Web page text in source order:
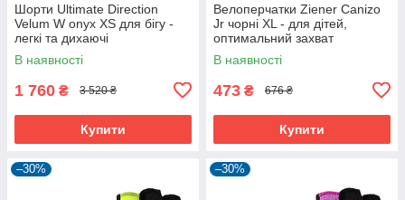
Шорти Ultimate Direction
Velum W onyx XS для бігу -
легкі та дихаючі
В наявності
1 760 ₴ 3 520 ₴
Купити
Велоперчатки Ziener Canizo
Jr чорні XL - для дітей,
оптимальний захват
В наявності
473 ₴ 676 ₴
Купити
–30% –30%